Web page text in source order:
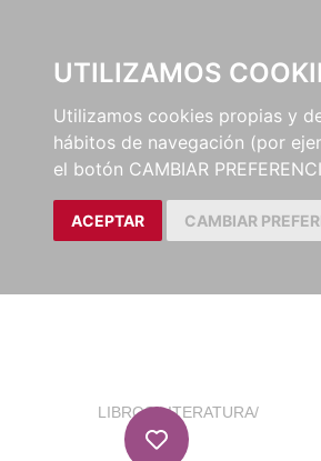
UTILIZAMOS
Utilizamos cookies propias y
hábitos de navegación (por
el botón CAMBIAR
ACEPTAR CAMBIAR
LIBROS/LITERATURA/